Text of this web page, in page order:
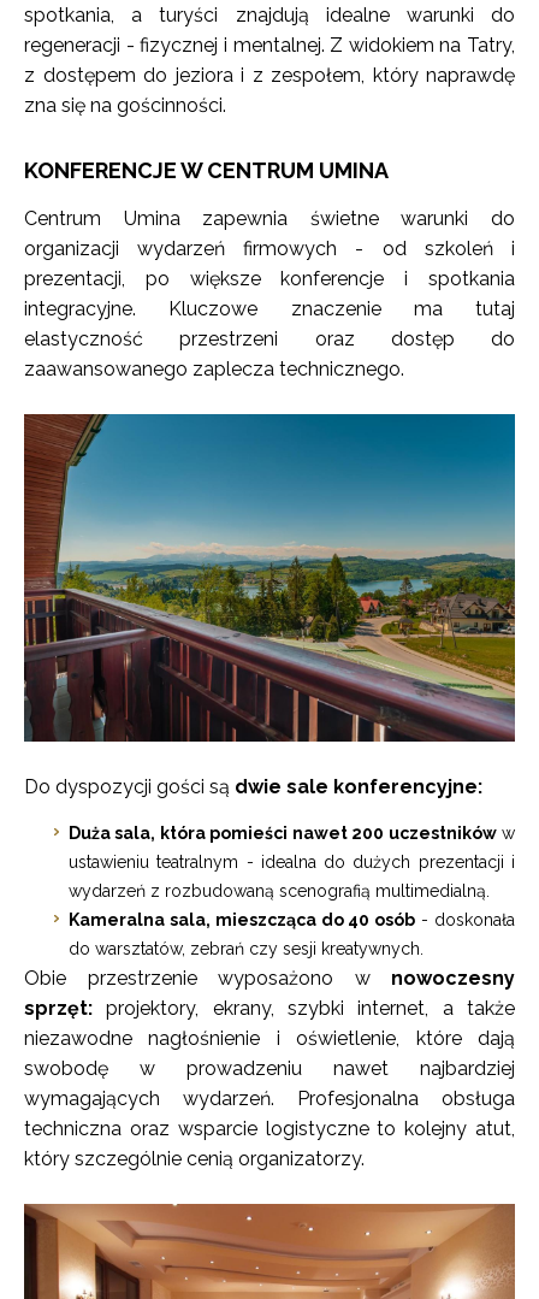
spotkania, a turyści znajdują idealne warunki do
regeneracji - fizycznej i mentalnej. Z widokiem na Tatry,
z dostępem do jeziora i z zespołem, który naprawdę
zna się na gościnności.
KONFERENCJE W CENTRUM UMINA
Centrum Umina zapewnia świetne warunki do
organizacji wydarzeń firmowych - od szkoleń i
prezentacji, po większe konferencje i spotkania
integracyjne. Kluczowe znaczenie ma tutaj
elastyczność przestrzeni oraz dostęp do
zaawansowanego zaplecza technicznego.
Do dyspozycji gości są dwie sale konferencyjne:
Duża sala, która pomieści nawet 200 uczestnikóww
ustawieniu teatralnym - idealna do dużych prezentacji i
wydarzeń z rozbudowaną scenografią multimedialną.
Kameralna sala, mieszcząca do 40 osób - doskonała
do warsztatów, zebrań czy sesji kreatywnych.
Obie przestrzenie wyposażono w nowoczesny
sprzęt: projektory, ekrany, szybki internet, a także
niezawodne nagłośnienie i oświetlenie, które dają
swobodę w prowadzeniu nawet najbardziej
wymagających wydarzeń. Profesjonalna obsługa
techniczna oraz wsparcie logistyczne to kolejny atut,
który szczególnie cenią organizatorzy.